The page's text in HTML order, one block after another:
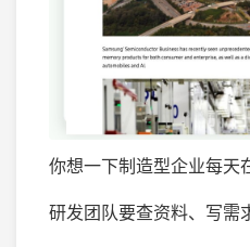
你想一下制造型企业每天
研发团队要查资料、写需